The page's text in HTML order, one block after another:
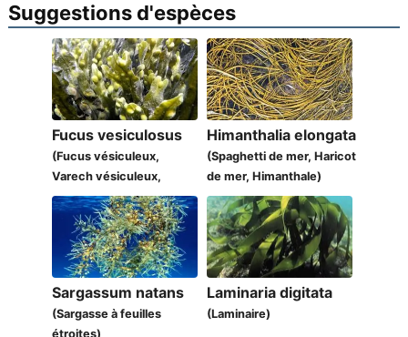
Suggestions d'espèces
Fucus vesiculosus
(Fucus vésiculeux,
Varech vésiculeux,
Chone marin)
Himanthalia elongata
(Spaghetti de mer, Haricot
de mer, Himanthale)
Sargassum natans
(Sargasse à feuilles
étroites)
Laminaria digitata
(Laminaire)